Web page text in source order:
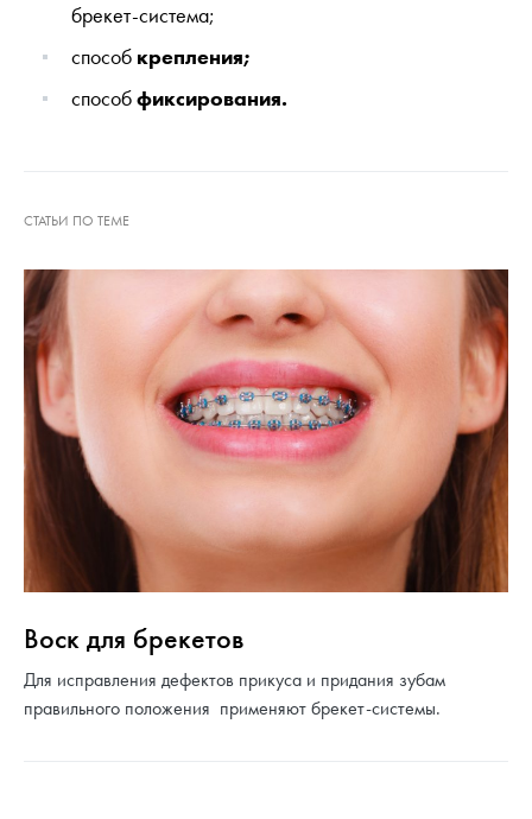
брекет-система;
способ крепления;
способфиксирования.
Воск для брекетов
Для исправления дефектов прикуса и придания зубам
правильного положения применяют брекет-системы.